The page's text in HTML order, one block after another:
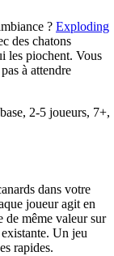
? Exploding
des chatons
les piochent. Vous
à attendre
2-5 joueurs, 7+,
dans votre
joueur agit en
de même valeur sur
Un jeu
rapides.